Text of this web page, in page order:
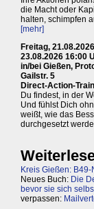
die Macht oder
halten, schimpfen
[mehr]
Freitag,
23.08.2026 16:00
in/bei Gießen,
Gailstr. 5
Direct-Action-
Du findest, in der
Und fühlst Dich
weißt, wie das
durchgesetzt
Kreis Gießen:
Neues Buch: Die
bevor sie sich
verpassen: